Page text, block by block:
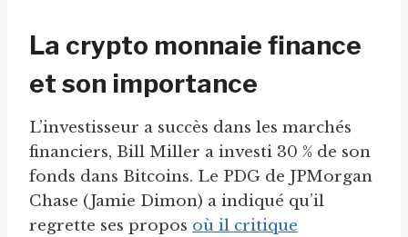
La crypto monnaie finance
et son importance
L’investisseur a succès dans les marchés
financiers, Bill Miller a investi 30 % de son
fonds dans Bitcoins. Le PDG de JPMorgan
Chase (Jamie Dimon) a indiqué qu’il
regrette ses propos où il critique